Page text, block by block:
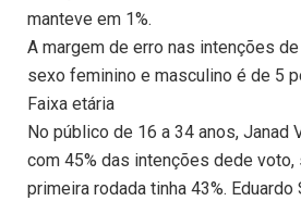
manteve em 1%.
A margem de erro nas intenções
sexo feminino e masculino é de 5
Faixa etária
No público de 16 a 34 anos, Janad
com 45% das intenções dede voto,
primeira rodada tinha 43%. Eduardo